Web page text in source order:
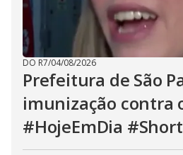
DO R7/04/08/2026
Prefeitura de São
imunização contra
#HojeEmDia